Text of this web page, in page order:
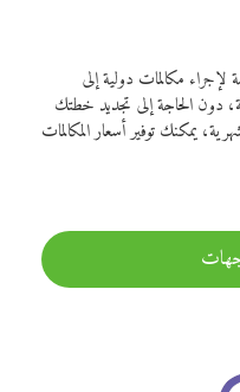
لإجراء مكالمات دولية إلى
دون الحاجة إلى تجديد خطتك
يمكنك توفير أسعار المكالمات